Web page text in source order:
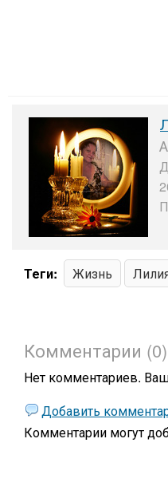
Теги: Жизнь
Комментарии (0)
Нет комментариев.
Добавить
Комментарии могут